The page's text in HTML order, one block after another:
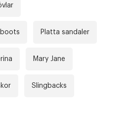
Platta sandaler
Mary Jane
Slingbacks